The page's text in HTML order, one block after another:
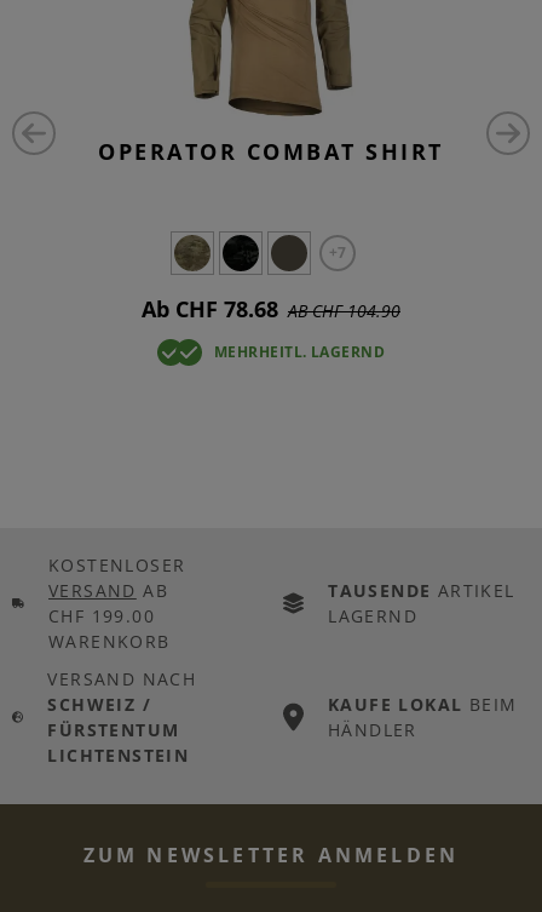
OPERATOR COMBAT SHIRT
+7
Ab CHF 78.68 AB CHF 104.90
MEHRHEITL. LAGERND
KOSTENLOSER
VERSAND AB
CHF 199.00
WARENKORB
TAUSENDE ARTIKEL
LAGERND
VERSAND NACH
SCHWEIZ /
FÜRSTENTUM
LICHTENSTEIN
KAUFE LOKAL BEIM
HÄNDLER
ZUM NEWSLETTER ANMELDEN